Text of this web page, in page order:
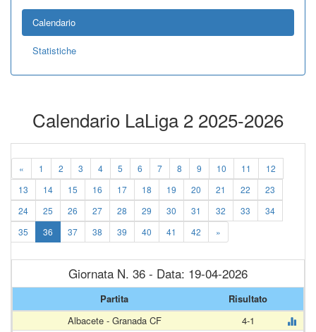
Calendario
Statistiche
Calendario LaLiga 2 2025-2026
« 1 2 3 4 5 6 7 8 9 10 11
12
13
14 15 16 17 18 19 20 21 22
23
24
25 26 27 28 29 30 31 32 33
34
35
36 37 38 39 40 41 42 »
Giornata N. 36 - Data: 19-04-2026
Partita
Risultato
Albacete - Granada CF
4-1